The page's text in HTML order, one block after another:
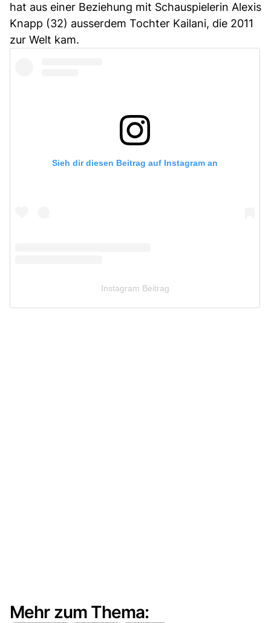
hat aus einer Beziehung mit Schauspielerin Alexis
Knapp (32) ausserdem Tochter Kailani, die 2011
zur Welt kam.
Sieh dir diesen Beitrag auf Instagram an
Instagram Beitrag
Mehr zum Thema: